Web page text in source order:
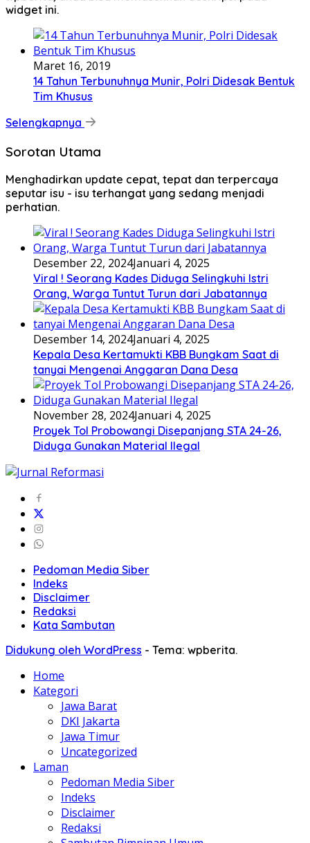
widget ini.
Maret 16, 2019
14 Tahun Terbunuhnya Munir, Polri Didesak Bentuk
Tim Khusus
Selengkapnya
Sorotan Utama
Menghadirkan update cepat, tepat dan terpercaya
seputar isu - isu terhangat yang sedang menjadi
perhatian.
Desember 22, 2024Januari 4, 2025
Viral ! Seorang Kades Diduga Selingkuhi Istri
Orang, Warga Tuntut Turun dari Jabatannya
Desember 14, 2024Januari 4, 2025
Kepala Desa Kertamukti KBB Bungkam Saat di
tanyai Mengenai Anggaran Dana Desa
November 28, 2024Januari 4, 2025
Proyek Tol Probowangi Disepanjang STA 24-26,
Diduga Gunakan Material Ilegal
Pedoman Media Siber
Indeks
Disclaimer
Redaksi
Kata Sambutan
Didukung oleh WordPress - Tema: wpberita.
Home
Kategori
Jawa Barat
DKI Jakarta
Jawa Timur
Uncategorized
Laman
Pedoman Media Siber
Indeks
Disclaimer
Redaksi